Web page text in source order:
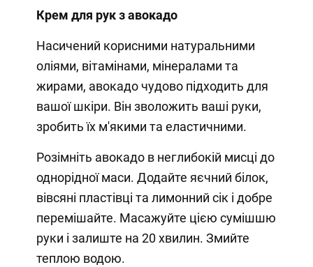
Крем для рук з авокадо
Насичений корисними натуральними
оліями, вітамінами, мінералами та
жирами, авокадо чудово підходить для
вашої шкіри. Він зволожить ваші руки,
зробить їх м'якими та еластичними.
Розімніть авокадо в неглибокій мисці до
однорідної маси. Додайте яєчний білок,
вівсяні пластівці та лимонний сік і добре
перемішайте. Масажуйте цією сумішшю
руки і залиште на 20 хвилин. Змийте
теплою водою.